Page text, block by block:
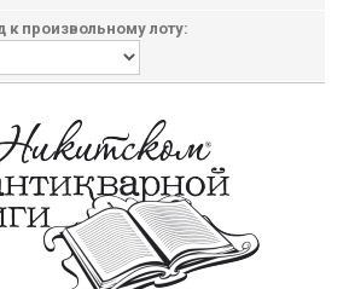
произвольному лоту: